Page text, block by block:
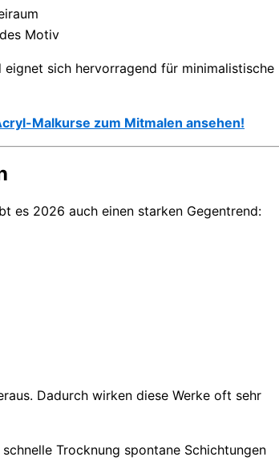
Motiv
sich hervorragend für minimalistische
Malkurse zum Mitmalen ansehen!
es 2026 auch einen starken Gegentrend:
Dadurch wirken diese Werke oft sehr
Trocknung spontane Schichtungen